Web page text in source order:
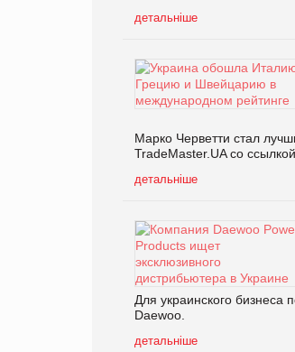
детальніше
Марко Черветти стал
TradeMaster.UA со
детальніше
Для украинского бизнеса
Daewoo.
детальніше